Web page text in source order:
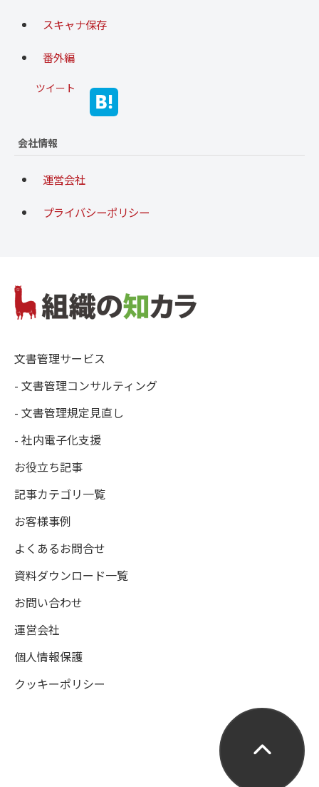
スキャナ保存
番外編
ツイート
会社情報
運営会社
プライバシーポリシー
文書管理サービス
- 文書管理コンサルティング
- 文書管理規定見直し
- 社内電子化支援
お役立ち記事
記事カテゴリ一覧
お客様事例
よくあるお問合せ
資料ダウンロード一覧
お問い合わせ
運営会社
個人情報保護
クッキーポリシー